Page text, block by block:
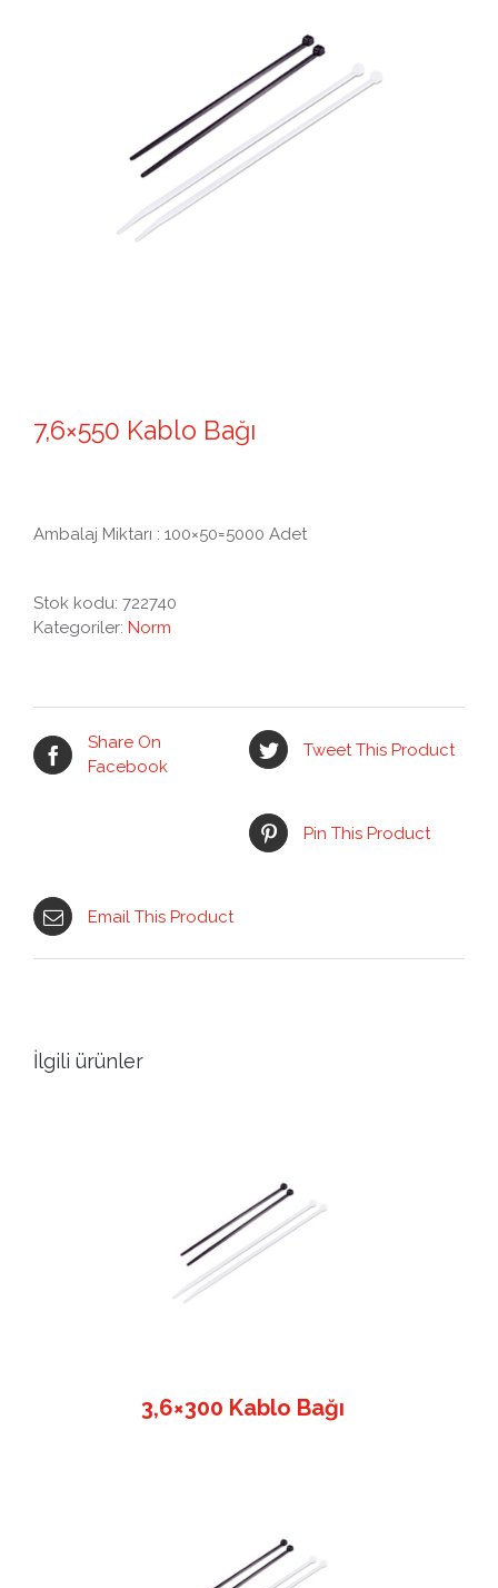
7,6×550 Kablo Bağı
Ambalaj Miktarı : 100×50=5000 Adet
Stok kodu: 722740
Kategoriler: Norm
Share On
Facebook
Tweet This Product
Pin This Product
Email This Product
İlgili ürünler
3,6×300 Kablo Bağı